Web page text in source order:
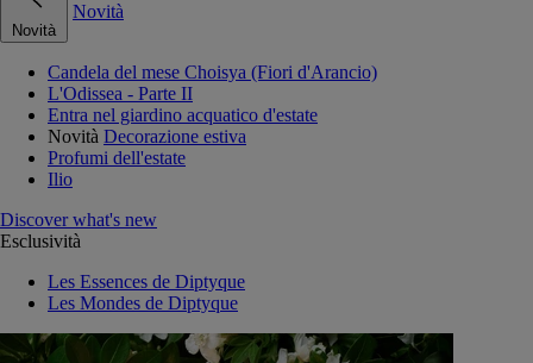
Novità
Novità
Candela del mese Choisya (Fiori d'Arancio)
L'Odissea - Parte II
Entra nel giardino acquatico d'estate
Novità Decorazione estiva
Profumi dell'estate
Ilio
Discover what's new
Esclusività
Les Essences de Diptyque
Les Mondes de Diptyque